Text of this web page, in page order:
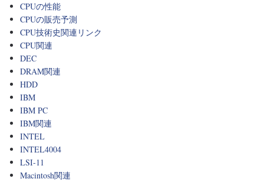
CPUの性能
CPUの販売予測
CPU技術史関連リンク
CPU関連
DEC
DRAM関連
HDD
IBM
IBM PC
IBM関連
INTEL
INTEL4004
LSI-11
Macintosh関連